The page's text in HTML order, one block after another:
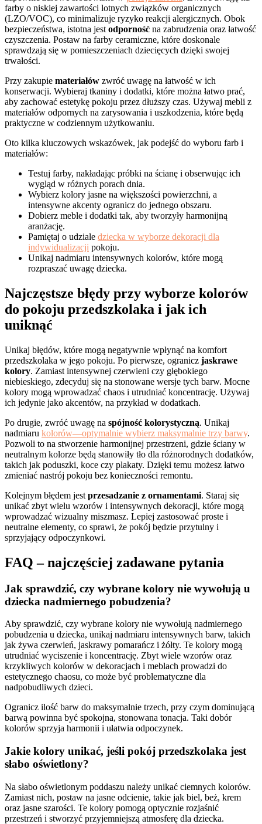
farby o niskiej zawartości lotnych związków organicznych
(LZO/VOC), co minimalizuje ryzyko reakcji alergicznych. Obok
bezpieczeństwa, istotna jest odporność na zabrudzenia oraz łatwość
czyszczenia. Postaw na farby ceramiczne, które doskonale
sprawdzają się w pomieszczeniach dziecięcych dzięki swojej
trwałości.
Przy zakupie materiałów zwróć uwagę na łatwość w ich
konserwacji. Wybieraj tkaniny i dodatki, które można łatwo prać,
aby zachować estetykę pokoju przez dłuższy czas. Używaj mebli z
materiałów odpornych na zarysowania i uszkodzenia, które będą
praktyczne w codziennym użytkowaniu.
Oto kilka kluczowych wskazówek, jak podejść do wyboru farb i
materiałów:
Testuj farby, nakładając próbki na ścianę i obserwując ich
wygląd w różnych porach dnia.
Wybierz kolory jasne na większości powierzchni, a
intensywne akcenty ogranicz do jednego obszaru.
Dobierz meble i dodatki tak, aby tworzyły harmonijną
aranżację.
Pamiętaj o udziale dziecka w wyborze dekoracji dla
indywidualizacji pokoju.
Unikaj nadmiaru intensywnych kolorów, które mogą
rozpraszać uwagę dziecka.
Najczęstsze błędy przy wyborze kolorów
do pokoju przedszkolaka i jak ich
uniknąć
Unikaj błędów, które mogą negatywnie wpłynąć na komfort
przedszkolaka w jego pokoju. Po pierwsze, ogranicz jaskrawe
kolory. Zamiast intensywnej czerwieni czy głębokiego
niebieskiego, zdecyduj się na stonowane wersje tych barw. Mocne
kolory mogą wprowadzać chaos i utrudniać koncentrację. Używaj
ich jedynie jako akcentów, na przykład w dodatkach.
Po drugie, zwróć uwagę na spójność kolorystyczną. Unikaj
nadmiaru kolorów—optymalnie wybierz maksymalnie trzy barwy.
Pozwoli to na stworzenie harmonijnej przestrzeni, gdzie ściany w
neutralnym kolorze będą stanowiły tło dla różnorodnych dodatków,
takich jak poduszki, koce czy plakaty. Dzięki temu możesz łatwo
zmieniać nastrój pokoju bez konieczności remontu.
Kolejnym błędem jest przesadzanie z ornamentami. Staraj się
unikać zbyt wielu wzorów i intensywnych dekoracji, które mogą
wprowadzać wizualny miszmasz. Lepiej zastosować proste i
neutralne elementy, co sprawi, że pokój będzie przytulny i
sprzyjający odpoczynkowi.
FAQ – najczęściej zadawane pytania
Jak sprawdzić, czy wybrane kolory nie wywołują u
dziecka nadmiernego pobudzenia?
Aby sprawdzić, czy wybrane kolory nie wywołują nadmiernego
pobudzenia u dziecka, unikaj nadmiaru intensywnych barw, takich
jak żywa czerwień, jaskrawy pomarańcz i żółty. Te kolory mogą
utrudniać wyciszenie i koncentrację. Zbyt wiele wzorów oraz
krzykliwych kolorów w dekoracjach i meblach prowadzi do
estetycznego chaosu, co może być problematyczne dla
nadpobudliwych dzieci.
Ogranicz ilość barw do maksymalnie trzech, przy czym dominującą
barwą powinna być spokojna, stonowana tonacja. Taki dobór
kolorów sprzyja harmonii i ułatwia odpoczynek.
Jakie kolory unikać, jeśli pokój przedszkolaka jest
słabo oświetlony?
Na słabo oświetlonym poddaszu należy unikać ciemnych kolorów.
Zamiast nich, postaw na jasne odcienie, takie jak biel, beż, krem
oraz jasne szarości. Te kolory pomogą optycznie rozjaśnić
przestrzeń i stworzyć przyjemniejszą atmosferę dla dziecka.